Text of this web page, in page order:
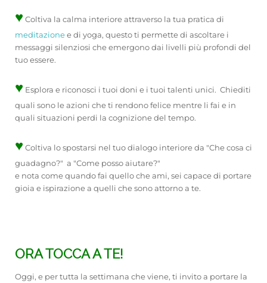
♥ Coltiva la calma interiore attraverso la tua pratica di
meditazionee di yoga, questo ti permette di ascoltare i
messaggi silenziosi che emergono dai livelli più profondi del
tuo essere.
♥ Esplora e riconosci i tuoi doni e i tuoi talenti unici. Chiediti
quali sono le azioni che ti rendono felice mentre li fai e in
quali situazioni perdi la cognizione del tempo.
♥ Coltiva lo spostarsi nel tuo dialogo interiore da "Che cosa ci
guadagno?" a "Come posso aiutare?"
e nota come quando fai quello che ami, sei capace di portare
gioia e ispirazione a quelli che sono attorno a te.
ORA TOCCA A TE!
Oggi, e per tutta la settimana che viene, ti invito a portare la